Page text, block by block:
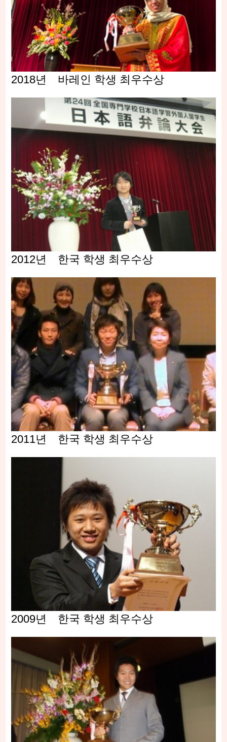
2018년 바레인 학생 최우수상
2012년 한국 학생 최우수상
2011년 한국 학생 최우수상
2009년 한국 학생 최우수상